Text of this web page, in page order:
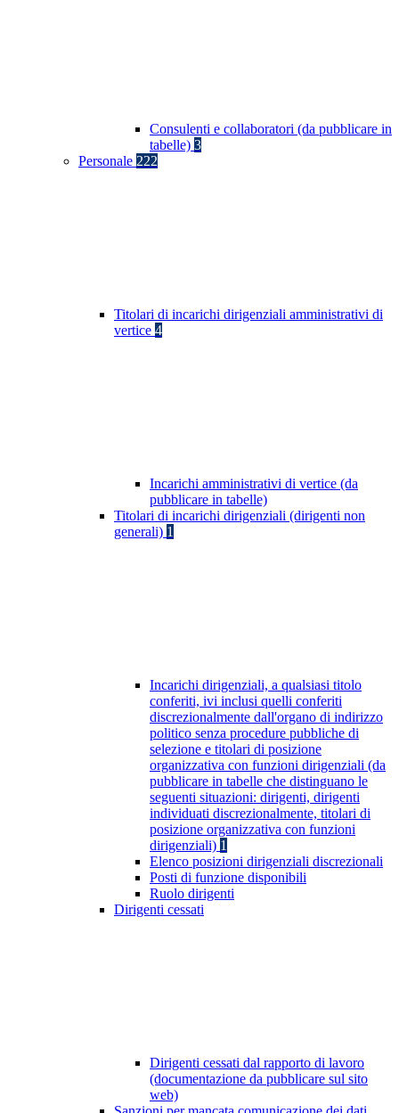
Consulenti e collaboratori (da pubblicare in
tabelle) 3
Personale 222
Titolari di incarichi dirigenziali amministrativi di
vertice 4
Incarichi amministrativi di vertice (da
pubblicare in tabelle)
Titolari di incarichi dirigenziali (dirigenti non
generali) 1
Incarichi dirigenziali, a qualsiasi titolo
conferiti, ivi inclusi quelli conferiti
discrezionalmente dall'organo di indirizzo
politico senza procedure pubbliche di
selezione e titolari di posizione
organizzativa con funzioni dirigenziali (da
pubblicare in tabelle che distinguano le
seguenti situazioni: dirigenti, dirigenti
individuati discrezionalmente, titolari di
posizione organizzativa con funzioni
dirigenziali) 1
Elenco posizioni dirigenziali discrezionali
Posti di funzione disponibili
Ruolo dirigenti
Dirigenti cessati
Dirigenti cessati dal rapporto di lavoro
(documentazione da pubblicare sul sito
web)